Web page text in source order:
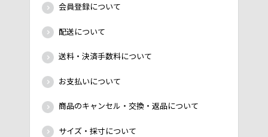
会員登録について
配送について
送料・決済手数料について
お支払いについて
商品のキャンセル・交換・返品について
サイズ・採寸について